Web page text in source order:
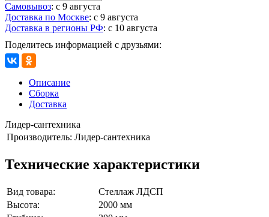
Самовывоз: с 9 августа
Доставка по Москве: с 9 августа
Доставка в регионы РФ: с 10 августа
Поделитесь информацией с друзьями:
Описание
Сборка
Доставка
Лидер-сантехника
Производитель: Лидер-сантехника
Технические характеристики
Вид товара:
Стеллаж ЛДСП
Высота:
2000 мм